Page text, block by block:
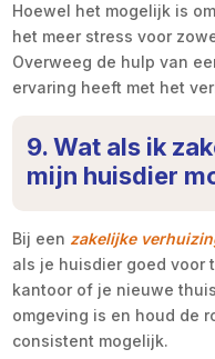
Hoewel het mogelijk is
het meer stress voor
Overweeg de hulp van
ervaring heeft met het
9. Wat als ik
mijn huisdier
Bij een zakelijke
als je huisdier goed voor
kantoor of je nieuwe
omgeving is en houd de
consistent mogelijk.